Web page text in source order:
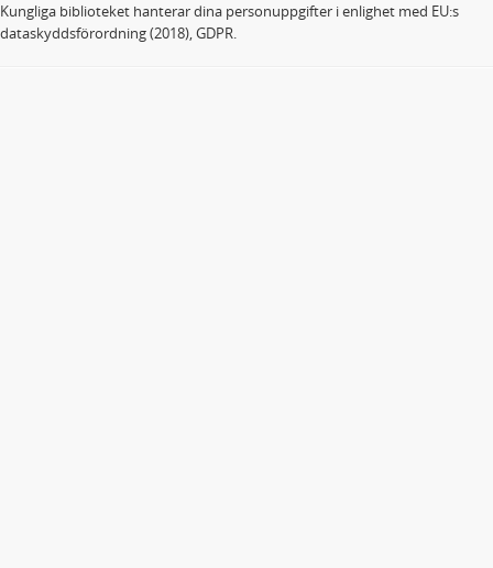
Kungliga biblioteket hanterar dina personuppgifter i enlighet med EU:s
dataskyddsförordning (2018), GDPR.